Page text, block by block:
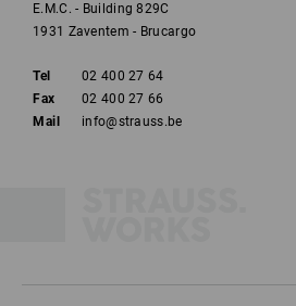
E.M.C. - Building 829C
1931 Zaventem - Brucargo
Tel
02 400 27 64
Fax
02 400 27 66
Mail
info@strauss.be